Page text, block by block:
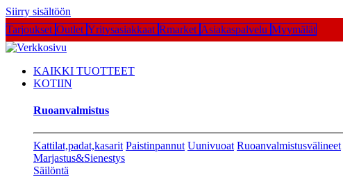
Siirry sisältöön
Tarjoukset Outlet Yritysasiakkaat Rmarket Asiakaspalvelu Myymälät
KAIKKI TUOTTEET
KOTIIN
Ruoanvalmistus
Kattilat,padat,kasarit Paistinpannut Uunivuoat Ruoanvalmistusvälineet
Marjastus&Sienestys
Säilöntä